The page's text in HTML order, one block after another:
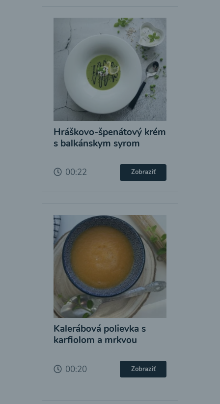
Hráškovo-špenátový krém
s balkánskym syrom
00:22 Zobraziť
Kalerábová polievka s
karfiolom a mrkvou
00:20 Zobraziť